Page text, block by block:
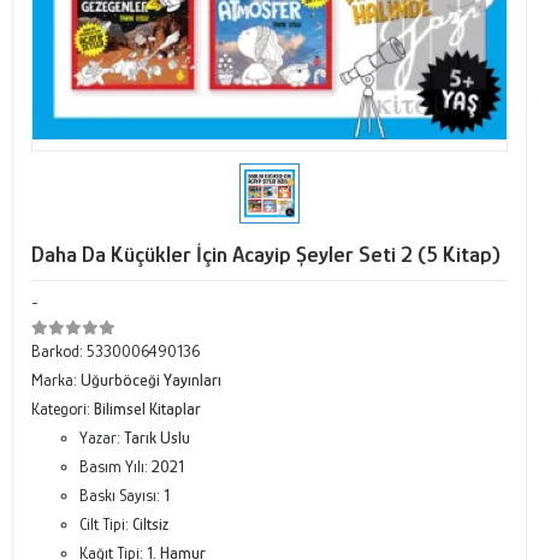
Daha Da Küçükler İçin Acayip Şeyler Seti 2 (5 Kitap)
-
Barkod: 5330006490136
Marka: Uğurböceği Yayınları
Kategori: Bilimsel Kitaplar
Yazar: Tarık Uslu
Basım Yılı: 2021
Baskı Sayısı: 1
Cilt Tipi: Ciltsiz
Kağıt Tipi: 1. Hamur